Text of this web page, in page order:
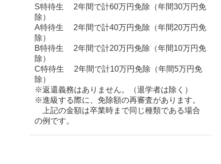
S特待生 2年間で計60万円免除（年間30万円免
除）
A特待生 2年間で計40万円免除（年間20万円免
除）
B特待生 2年間で計20万円免除（年間10万円免
除）
C特待生 2年間で計10万円免除（年間5万円免
除）
※返還義務はありません。（退学者は除く）
※進級する際に、免除額の再審査があります。
上記の金額は卒業時まで同じ種類である場合
の例です。